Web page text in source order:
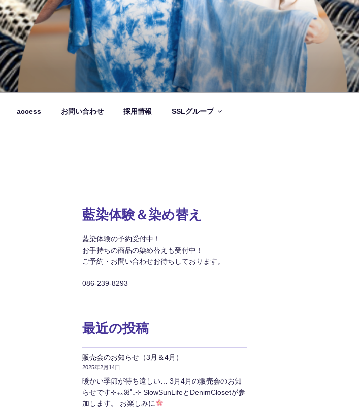
access お問い合わせ 採用情報 SSLグループ
藍染体験＆染め替え
藍染体験の予約受付中！
お手持ちの商品の染め替えも受付中！
ご予約・お問い合わせお待ちしております。
086-239-8293
最近の投稿
販売会のお知らせ（3月＆4月）
2025年2月14日
暖かい季節が待ち遠しい… 3月4月の販売会のお知
らせです⊹₊｡ꕤ˚₊⊹ SlowSunLifeとDenimClosetが参
加します。 お楽しみに